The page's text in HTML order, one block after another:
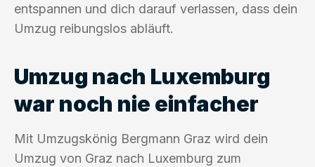
entspannen und dich darauf verlassen, dass dein
Umzug reibungslos abläuft.
Umzug nach Luxemburg
war noch nie einfacher
Mit Umzugskönig Bergmann Graz wird dein
Umzug von Graz nach Luxemburg zum